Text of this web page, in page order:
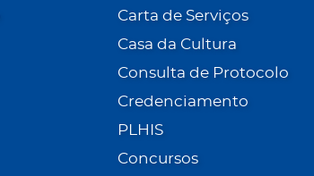
Carta de Serviços
Casa da Cultura
Consulta de Protocolo
Credenciamento
PLHIS
Concursos